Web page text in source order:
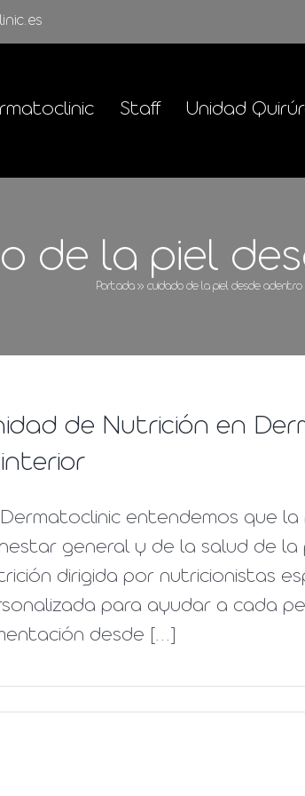
Staff Unidad
de la piel
Portada» cuidado de la piel desde adentro
de Nutrición en
Dermatoclinic entendemos que
general y de la salud de la
dirigida por nutricionistas
para ayudar a cada
desde [...]